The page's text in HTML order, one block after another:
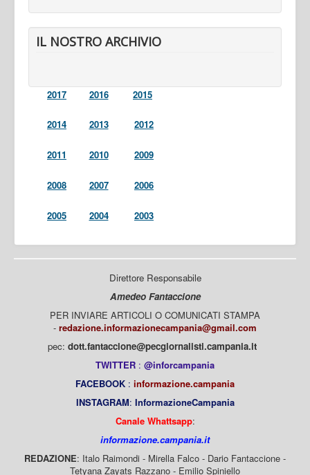
IL NOSTRO ARCHIVIO
2017 2016 2015
2014 2013 2012
2011 2010 2009
2008 2007 2006
2005 2004 2003
Direttore Responsabile
Amedeo Fantaccione
PER INVIARE ARTICOLI O COMUNICATI STAMPA
- redazione.informazionecampania@gmail.com
pec: dott.fantaccione@pecgiornalisti.campania.it
TWITTER : @inforcampania
FACEBOOK : informazione.campania
INSTAGRAM: InformazioneCampania
Canale Whattsapp:
informazione.campania.it
REDAZIONE: Italo Raimondi - Mirella Falco - Dario Fantaccione -
Tetyana Zayats Razzano - Emilio Spiniello